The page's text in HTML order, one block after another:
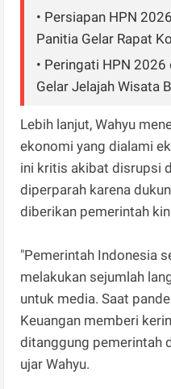
• Persiapan HPN
Panitia Gelar Rapat
• Peringati HPN 2026
Gelar Jelajah Wisata
Lebih lanjut, Wahyu
ekonomi yang dialami
ini kritis akibat disrupsi
diperparah karena
diberikan pemerintah
"Pemerintah Indonesia
melakukan sejumlah
untuk media. Saat
Keuangan memberi
ditanggung pemerintah
ujar Wahyu.